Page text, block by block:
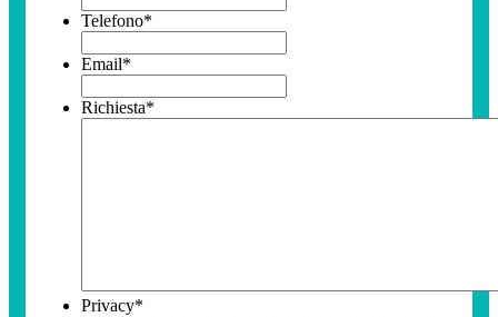
Telefono*
Email*
Richiesta*
Privacy*